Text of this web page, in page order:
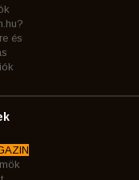
és